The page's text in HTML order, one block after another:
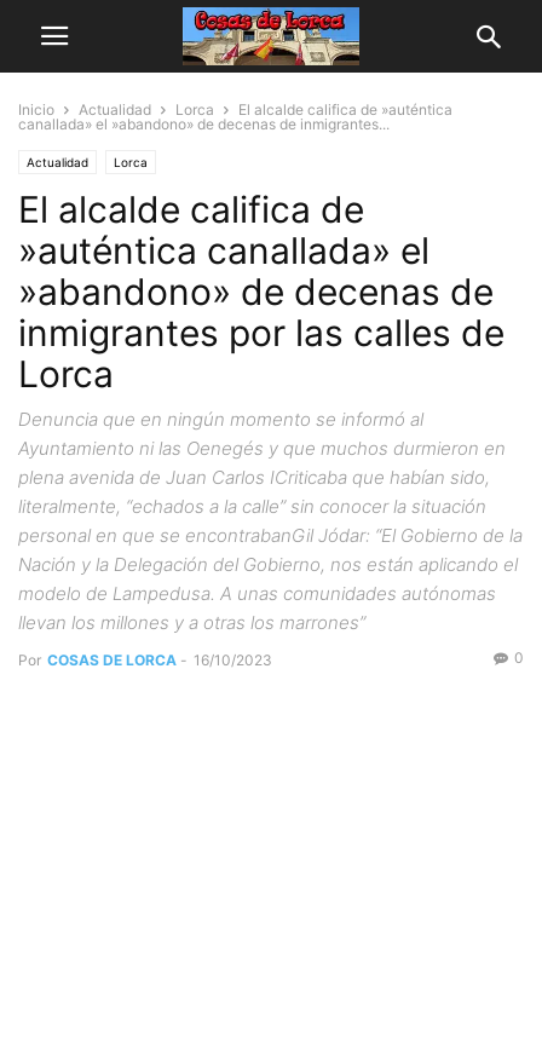
Inicio Actualidad Lorca
El alcalde califica de »auténtica
canallada» el »abandono» de decenas de inmigrantes...
Actualidad Lorca
El alcalde califica de
»auténtica canallada» el
»abandono» de decenas de
inmigrantes por las calles de
Lorca
Denuncia que en ningún momento se informó al
Ayuntamiento ni las Oenegés y que muchos durmieron en
plena avenida de Juan Carlos ICriticaba que habían sido,
literalmente, “echados a la calle” sin conocer la situación
personal en que se encontrabanGil Jódar: “El Gobierno de la
Nación y la Delegación del Gobierno, nos están aplicando el
modelo de Lampedusa. A unas comunidades autónomas
llevan los millones y a otras los marrones”
Por COSAS DE LORCA - 16/10/2023 0